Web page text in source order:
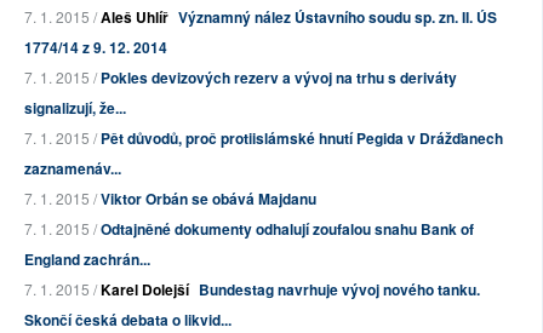
7. 1. 2015 /Aleš Uhlíř Významný nález Ústavního soudu sp. zn. II. ÚS
1774/14 z 9. 12. 2014
7. 1. 2015 /Pokles devizových rezerv a vývoj na trhu s deriváty
signalizují, že...
7. 1. 2015 /Pět důvodů, proč protiislámské hnutí Pegida v Drážďanech
zaznamenáv...
7. 1. 2015 /Viktor Orbán se obává Majdanu
7. 1. 2015 /Odtajněné dokumenty odhalují zoufalou snahu Bank of
England zachrán...
7. 1. 2015 /Karel Dolejší Bundestag navrhuje vývoj nového tanku.
Skončí česká debata o likvid...